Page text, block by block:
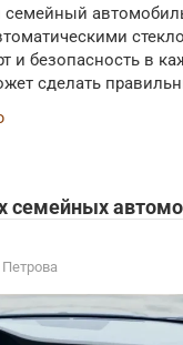
и безопасность в
сделать
семейных